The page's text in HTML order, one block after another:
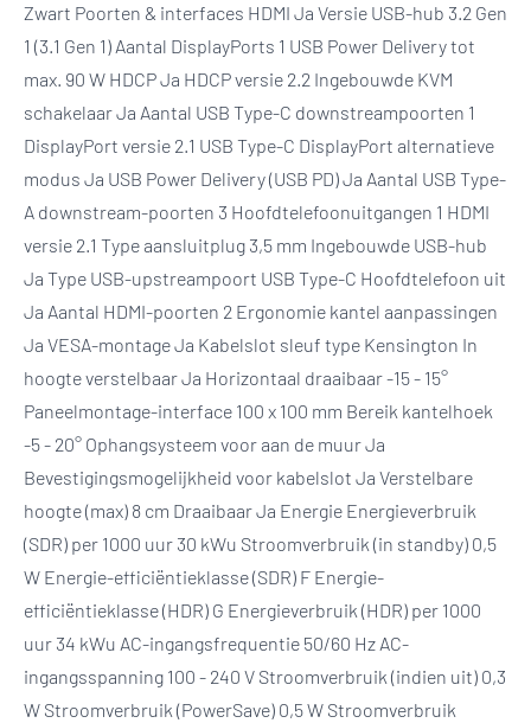
Zwart Poorten & interfaces HDMI Ja Versie USB-hub 3.2 Gen
1 (3.1 Gen 1) Aantal DisplayPorts 1 USB Power Delivery tot
max. 90 W HDCP Ja HDCP versie 2.2 Ingebouwde KVM
schakelaar Ja Aantal USB Type-C downstreampoorten 1
DisplayPort versie 2.1 USB Type-C DisplayPort alternatieve
modus Ja USB Power Delivery (USB PD) Ja Aantal USB Type-
A downstream-poorten 3 Hoofdtelefoonuitgangen 1 HDMI
versie 2.1 Type aansluitplug 3,5 mm Ingebouwde USB-hub
Ja Type USB-upstreampoort USB Type-C Hoofdtelefoon uit
Ja Aantal HDMI-poorten 2 Ergonomie kantel aanpassingen
Ja VESA-montage Ja Kabelslot sleuf type Kensington In
hoogte verstelbaar Ja Horizontaal draaibaar -15 - 15°
Paneelmontage-interface 100 x 100 mm Bereik kantelhoek
-5 - 20° Ophangsysteem voor aan de muur Ja
Bevestigingsmogelijkheid voor kabelslot Ja Verstelbare
hoogte (max) 8 cm Draaibaar Ja Energie Energieverbruik
(SDR) per 1000 uur 30 kWu Stroomverbruik (in standby) 0,5
W Energie-efficiëntieklasse (SDR) F Energie-
efficiëntieklasse (HDR) G Energieverbruik (HDR) per 1000
uur 34 kWu AC-ingangsfrequentie 50/60 Hz AC-
ingangsspanning 100 - 240 V Stroomverbruik (indien uit) 0,3
W Stroomverbruik (PowerSave) 0,5 W Stroomverbruik